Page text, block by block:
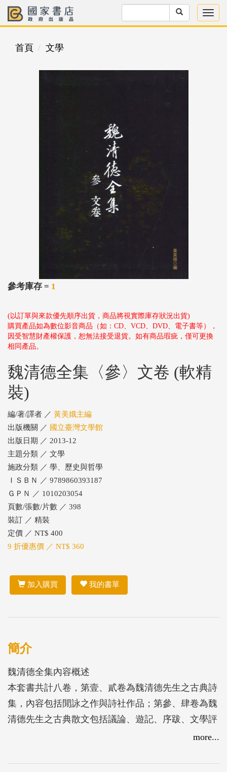
首頁 文學
參考庫存 = 1
(以訂單與來款優先順序出貨，商品將視實際庫存狀況出貨)
購買產品如為數位影音商品（如：CD、VCD、DVD、電子書等），
因受智慧財產權保護，恕無法接受退貨。如有商品瑕疵，僅可更換
相同產品。
魏清德全集〈參〉文卷 (軟精
裝)
編/著/譯者 ／ 黃美娥主編
出版機關 ／ 國立臺灣文學館
出版日期 ／ 2013-12
主題分類 ／ 文學
施政分類 ／ 學、歷史與哲學
ＩＳＢＮ ／ 9789860393187
ＧＰＮ ／ 1010203054
頁數/張數/片數 ／ 398
裝訂 ／ 精裝
定價 ／ NT$ 400
9 折優惠價 ／ NT$ 360
加入購買 我的書單
簡介
魏清德全集內容概述
本套書共計八卷，第壹、貳卷為魏清德先生之古典詩
集，內容包括閒詠之作與詩社作品；第參、肆卷為魏
清德先生之古典散文包括議論、遊記、序跋、文學評
論、書畫評論、弔誄詞；第伍、陸卷為魏清德先生所
史料、個人履歷史料、書信、族譜、照片、年表等；
more...